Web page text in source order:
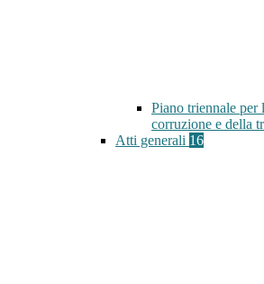
Piano triennale per
corruzione e della
Atti generali 16